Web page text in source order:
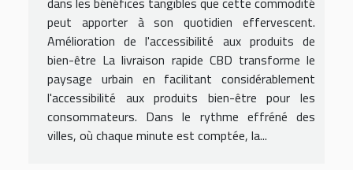
peut apporter à son quotidien effervescent.
Amélioration de l'accessibilité aux produits de
bien-être La livraison rapide CBD transforme le
paysage urbain en facilitant considérablement
l'accessibilité aux produits bien-être pour les
consommateurs. Dans le rythme effréné des
villes, où chaque minute est comptée, la...